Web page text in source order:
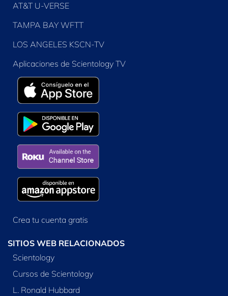
AT&T U-VERSE
TAMPA BAY WFTT
LOS ANGELES KSCN-TV
Aplicaciones de Scientology TV
Crea tu cuenta gratis
SITIOS WEB RELACIONADOS
Scientology
Cursos de Scientology
L. Ronald Hubbard